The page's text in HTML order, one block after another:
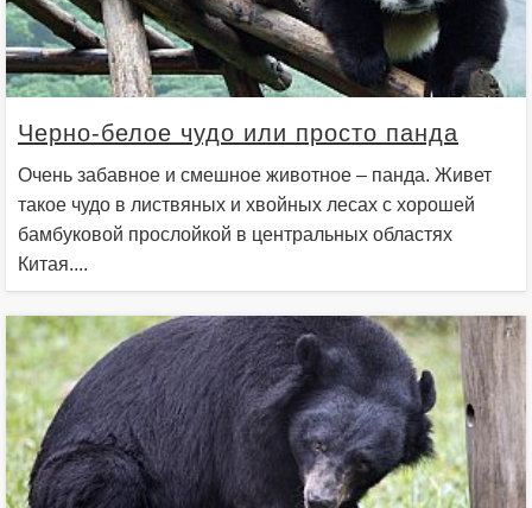
Черно-белое чудо или просто панда
Очень забавное и смешное животное – панда. Живет
такое чудо в листвяных и хвойных лесах с хорошей
бамбуковой прослойкой в центральных областях
Китая....